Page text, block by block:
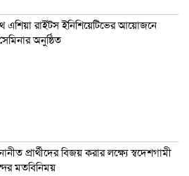
এশিয়া রাইটস ইনিশিয়েটিভের আয়োজনে
অনুষ্ঠিত
প্রার্থীদের বিজয় করার লক্ষ্যে স্বদেশগামী
মতবিনিময়